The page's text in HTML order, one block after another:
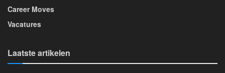
Career Moves
Vacatures
Laatste artikelen